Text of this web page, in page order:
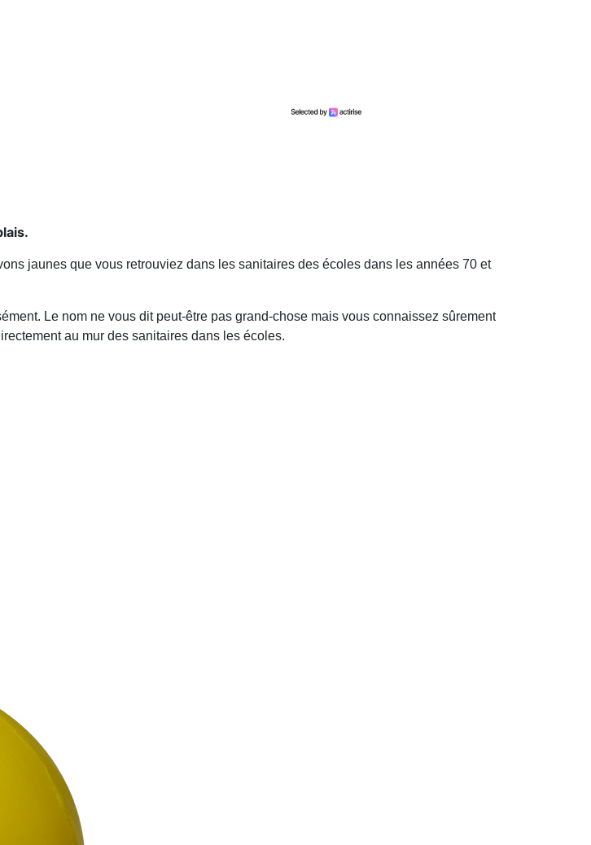
jaunes que vous retrouviez dans les sanitaires des écoles dans les années 70 et
Le nom ne vous dit peut-être pas grand-chose mais vous connaissez sûrement
au mur des sanitaires dans les écoles.